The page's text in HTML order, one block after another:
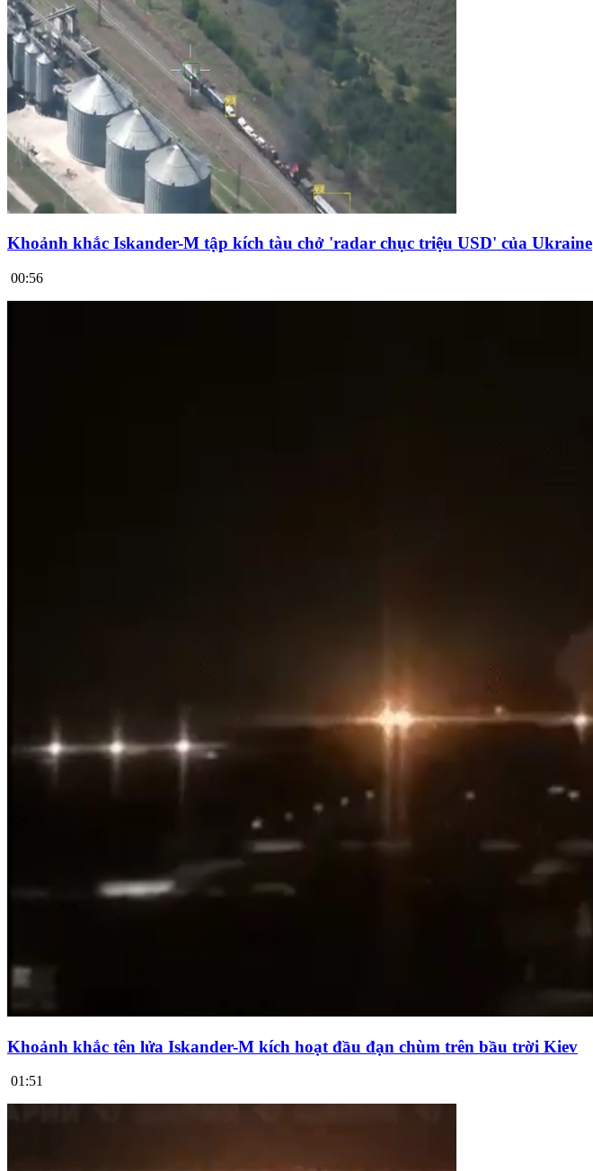
Khoảnh khắc Iskander-M tập kích tàu chở 'radar chục triệu USD' của Ukraine
00:56
Khoảnh khắc tên lửa Iskander-M kích hoạt đầu đạn chùm trên bầu trời Kiev
01:51